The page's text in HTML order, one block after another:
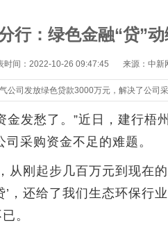
行：绿色金融“贷”
时间：2022-10-26 09:47:45 来源：中新
公司发放绿色贷款3000万元，解决了公司采
发愁了。”近日，建行梧
采购资金不足的难题。
刚起步几百万元到现在
，还给了我们生态环保行
。